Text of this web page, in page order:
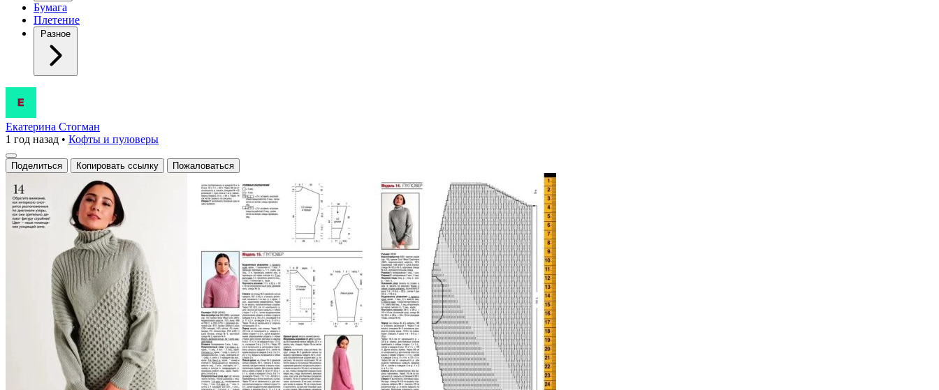
Бумага
Плетение
Разное
Узоры
по
диагонали
Екатерина Стогман
1 год назад • Кофты и пуловеры
Поделиться Копировать ссылку Пожаловаться